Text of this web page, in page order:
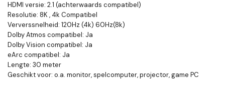
HDMI versie: 2.1 (achterwaards compatibel)
Resolutie: 8K , 4k Compatibel
Ververssnelheid: 120Hz (4k) 60Hz(8k)
Dolby Atmos compatibel: Ja
Dolby Vision compatibel: Ja
eArc compatibel: Ja
Lengte: 30 meter
Geschikt voor: o.a. monitor, spelcomputer, projector, game PC